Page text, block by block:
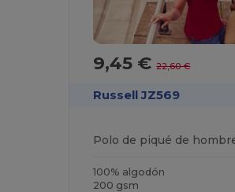
9,45 €22,60 €
Russell JZ569
100% algodón
200 gsm